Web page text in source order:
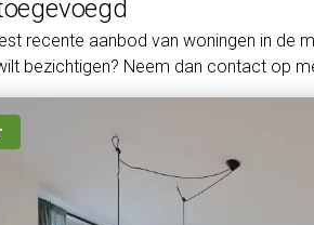
recente aanbod van woningen in de
bezichtigen? Neem dan contact op